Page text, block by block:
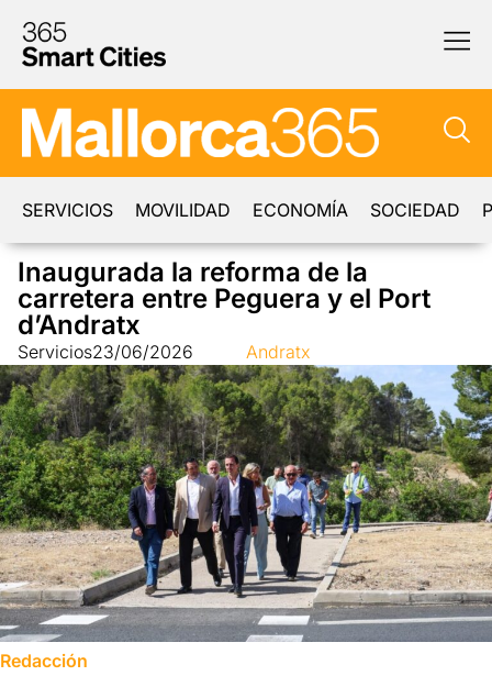
SERVICIOS MOVILIDAD ECONOMÍA SOCIEDAD
Inaugurada la reforma de la
carretera entre Peguera y el Port
d’Andratx
Servicios23/06/2026 Andratx
Redacción